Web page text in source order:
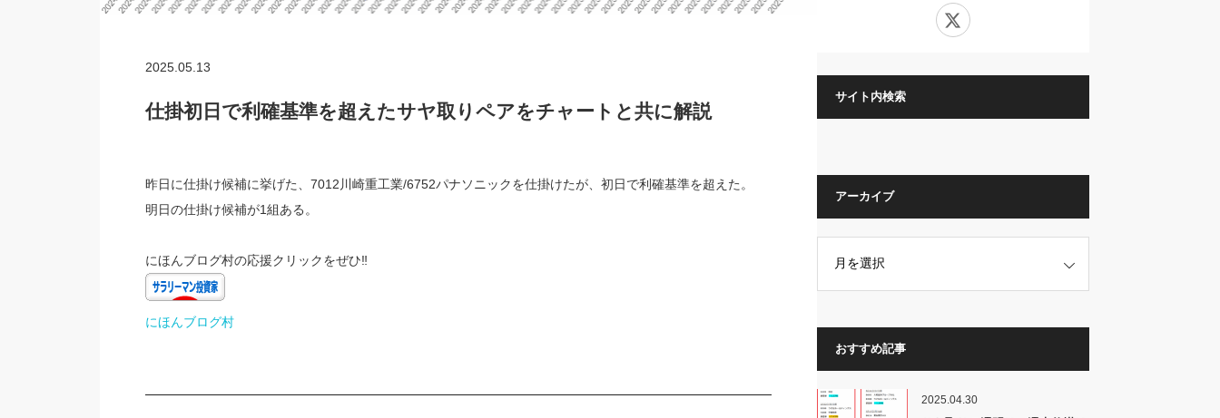
2025.05.13
仕掛初日で利確基準を超えたサヤ取りペアをチャートと共に解説
昨日に仕掛け候補に挙げた、7012川崎重工業/6752パナソニックを仕掛けたが、初日で利確基準を超えた。
明日の仕掛け候補が1組ある。
にほんブログ村の応援クリックをぜひ‼
にほんブログ村
サイト内検索
アーカイブ
おすすめ記事
2025.04.30